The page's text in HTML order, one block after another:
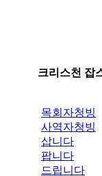
크리스천 잡
목회자청빙
사역자청빙
삽니다
팝니다
드립니다